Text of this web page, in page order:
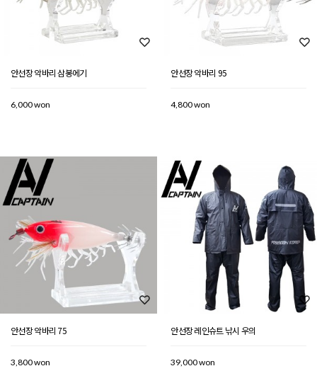
안선장 악바리 삼봉에기
6,000 won
안선장 악바리 95
4,800 won
안선장 악바리 75
3,800 won
안선장 레인슈트 낚시 우의
39,000 won